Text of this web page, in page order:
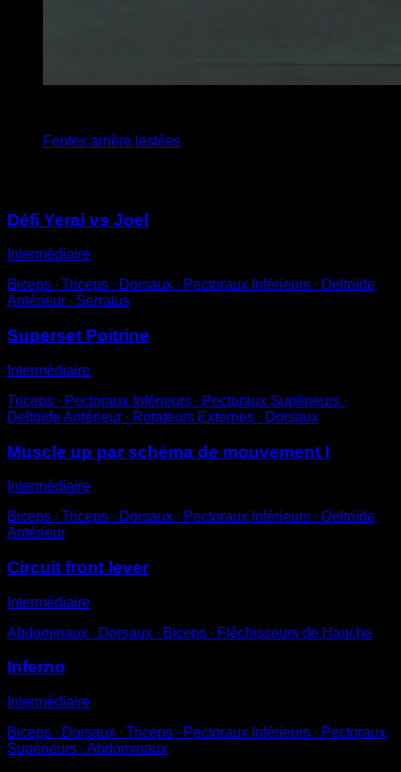
Fentes arrière lestées
Défi Yerai vs Joel
Intermédiaire
Biceps ∙ Triceps ∙ Dorsaux ∙ Pectoraux Inférieurs ∙ Deltoïde
Antérieur ∙ Serratus
Superset Poitrine
Intermédiaire
Triceps ∙ Pectoraux Inférieurs ∙ Pectoraux Supérieurs ∙
Deltoïde Antérieur ∙ Rotateurs Externes ∙ Dorsaux
Muscle up par schéma de mouvement I
Intermédiaire
Biceps ∙ Triceps ∙ Dorsaux ∙ Pectoraux Inférieurs ∙ Deltoïde
Antérieur
Circuit front lever
Intermédiaire
Abdominaux ∙ Dorsaux ∙ Biceps ∙ Fléchisseurs de Hanche
Inferno
Intermédiaire
Biceps ∙ Dorsaux ∙ Triceps ∙ Pectoraux Inférieurs ∙ Pectoraux
Supérieurs ∙ Abdominaux